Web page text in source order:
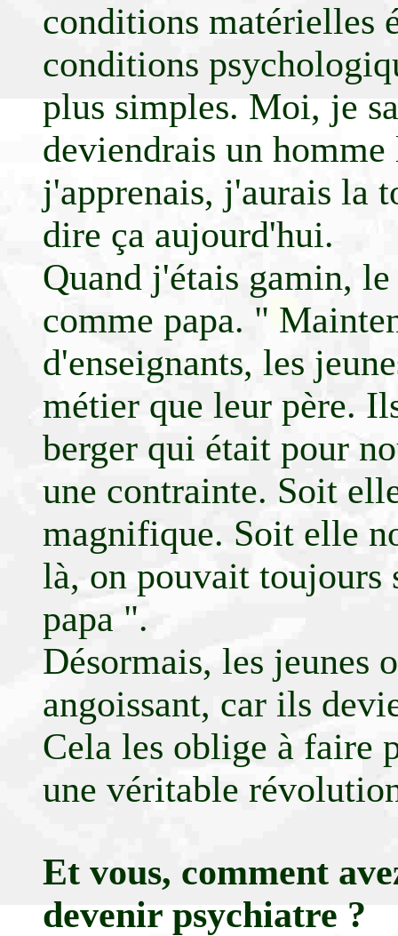
conditions matérielles
conditions
plus simples. Moi, je
deviendrais un
j'apprenais, j'aurais la
dire ça aujourd'hui.
Quand j'étais gamin,
comme papa. "
d'enseignants, les
métier que leur père.
berger qui était pour
une contrainte. Soit
magnifique. Soit elle
là, on pouvait toujours
papa ".
Désormais, les jeunes
angoissant, car ils
Cela les oblige à faire
une véritable
Et vous, comment
devenir psychiatre ?